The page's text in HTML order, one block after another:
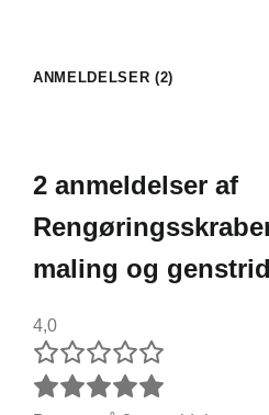
ANMELDELSER (2)
2 anmeldelser af
maling og
4,0